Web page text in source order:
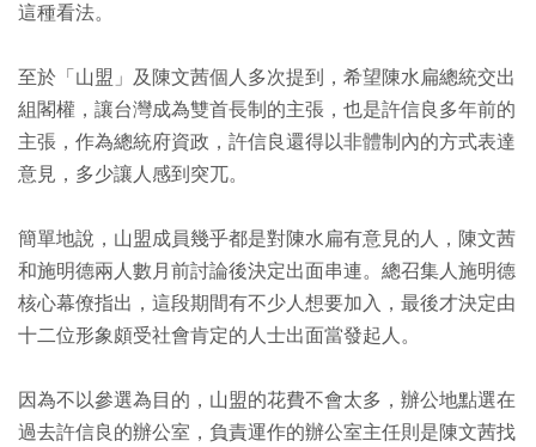
這種看法。
至於「山盟」及陳文茜個人多次提到，希望陳水扁總統交出
組閣權，讓台灣成為雙首長制的主張，也是許信良多年前的
主張，作為總統府資政，許信良還得以非體制內的方式表達
意見，多少讓人感到突兀。
簡單地說，山盟成員幾乎都是對陳水扁有意見的人，陳文茜
和施明德兩人數月前討論後決定出面串連。總召集人施明德
核心幕僚指出，這段期間有不少人想要加入，最後才決定由
十二位形象頗受社會肯定的人士出面當發起人。
因為不以參選為目的，山盟的花費不會太多，辦公地點選在
過去許信良的辦公室，負責運作的辦公室主任則是陳文茜找